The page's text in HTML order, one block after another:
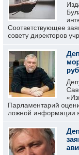
Соответствующее
совету директоров
Парламентарий
ложной информации